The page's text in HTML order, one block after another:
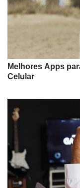
Melhores Apps
Celular